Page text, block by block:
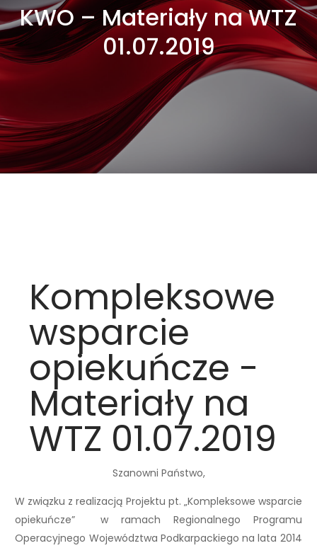
KWO – Materiały na WTZ
01.07.2019
Kompleksowe
wsparcie
opiekuńcze -
Materiały na
WTZ 01.07.2019
Szanowni Państwo,
W związku z realizacją Projektu pt. „Kompleksowe wsparcie
opiekuńcze” w ramach Regionalnego Programu
Operacyjnego Województwa Podkarpackiego na lata 2014